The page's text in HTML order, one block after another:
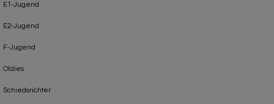
E1-Jugend
E2-Jugend
F-Jugend
Oldies
Schiedsrichter